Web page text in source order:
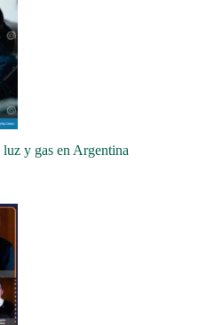
y gas en Argentina